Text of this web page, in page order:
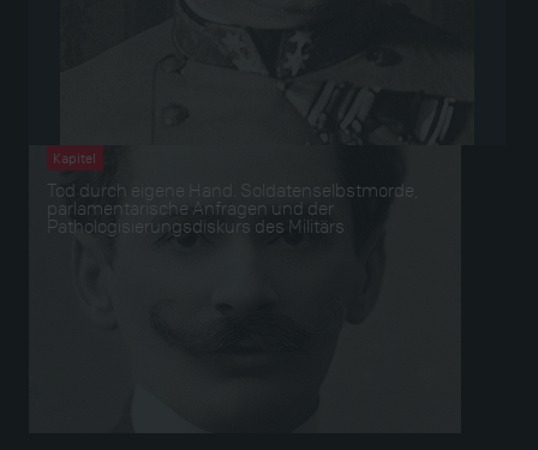
Kapitel
Tod durch eigene Hand. Soldatenselbstmorde,
parlamentarische Anfragen und der
Pathologisierungsdiskurs des Militärs